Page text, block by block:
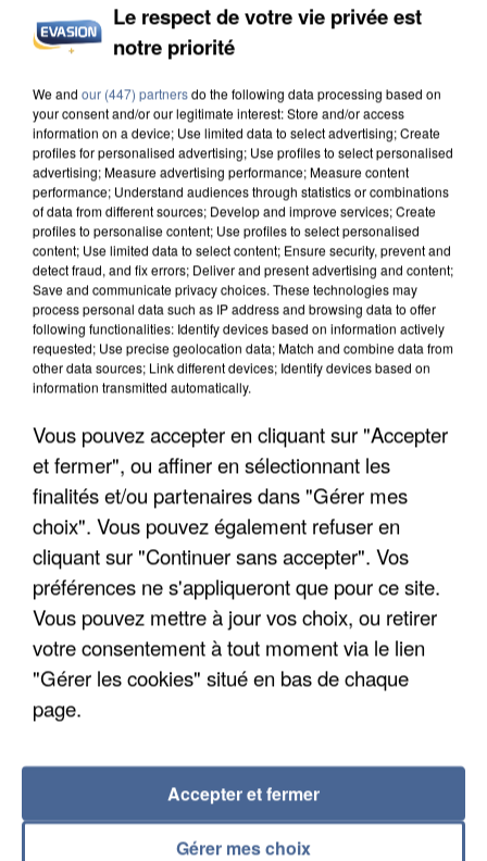
9h00
Une nouvelle canicule va faire chauffer la France
cette semaine
22 départements sont placés en vigilance orange
dès ce lundi 10 août 2026.
7 août 2026
Les données de 300 000 clients dérobées à
Intermarché après une...
Le respect de votre vie privée est
notre priorité
We and our (447) partnersdo the following data processing based on
your consent and/or our legitimate interest: Store and/or access
information on a device; Use limited data to select advertising; Create
profiles for personalised advertising; Use profiles to select personalised
advertising; Measure advertising performance; Measure content
performance; Understand audiences through statistics or combinations
of data from different sources; Develop and improve services; Create
profiles to personalise content; Use profiles to select personalised
content; Use limited data to select content; Ensure security, prevent and
detect fraud, and fix errors; Deliver and present advertising and content;
Save and communicate privacy choices. These technologies may
process personal data such as IP address and browsing data to offer
following functionalities: Identify devices based on information actively
requested; Use precise geolocation data; Match and combine data from
other data sources; Link different devices; Identify devices based on
information transmitted automatically.
Vous pouvez accepter en cliquant sur "Accepter
et fermer", ou affiner en sélectionnant les
finalités et/ou partenaires dans "Gérer mes
choix". Vous pouvez également refuser en
cliquant sur "Continuer sans accepter". Vos
préférences ne s'appliqueront que pour ce site.
Vous pouvez mettre à jour vos choix, ou retirer
votre consentement à tout moment via le lien
"Gérer les cookies" situé en bas de chaque
page.
Gérer mes choix
Accepter et fermer